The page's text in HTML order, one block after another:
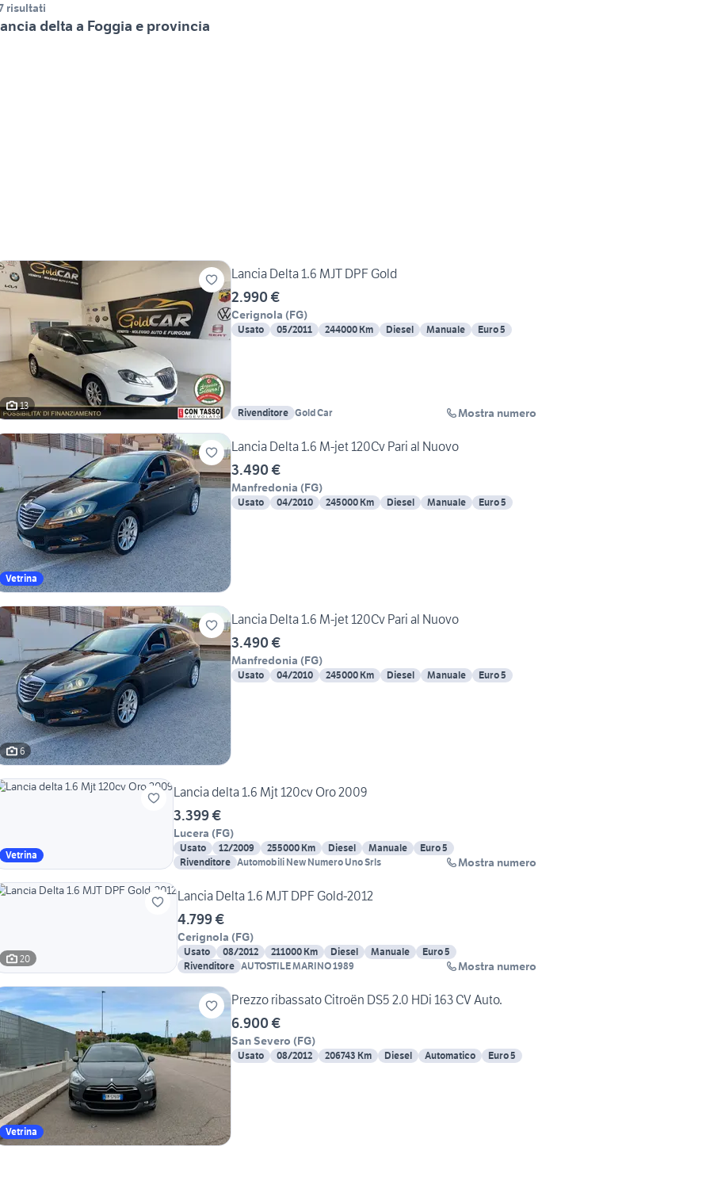
risultati
delta a Foggia e provincia
13
Lancia Delta 1.6 MJT DPF Gold
2.990 €
Cerignola (FG)
Usato 05/2011 244000 Km Diesel Manuale Euro 5
Rivenditore Gold Car Mostra numero
Vetrina
Lancia Delta 1.6 M-jet 120Cv Pari al Nuovo
3.490 €
Manfredonia (FG)
Usato 04/2010 245000 Km Diesel Manuale Euro 5
6
Lancia Delta 1.6 M-jet 120Cv Pari al Nuovo
3.490 €
Manfredonia (FG)
Usato 04/2010 245000 Km Diesel Manuale Euro 5
Vetrina
Lancia delta 1.6 Mjt 120cv Oro 2009
3.399 €
Lucera (FG)
Usato 12/2009 255000 Km Diesel Manuale
Euro 5
Rivenditore Automobili New Numero Uno Srls Mostra numero
20
Lancia Delta 1.6 MJT DPF Gold-2012
4.799 €
Cerignola (FG)
Usato 08/2012 211000 Km Diesel Manuale
Euro 5
Rivenditore AUTOSTILE MARINO 1989 Mostra numero
Vetrina
Prezzo ribassato Citroën DS5 2.0 HDi 163 CV Auto.
6.900 €
San Severo (FG)
Usato 08/2012 206743 Km Diesel Automatico Euro 5